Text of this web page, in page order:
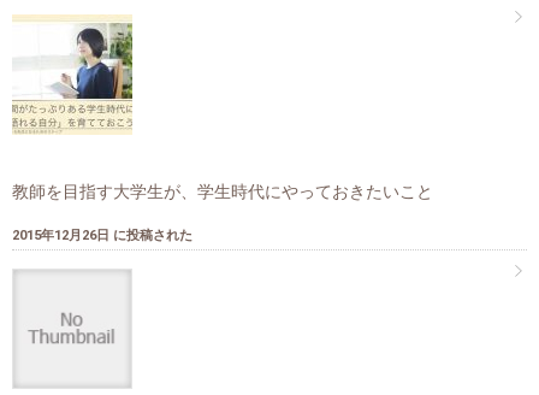
教師を目指す大学生が、学生時代にやっておきたいこと
2015年12月26日 に投稿された